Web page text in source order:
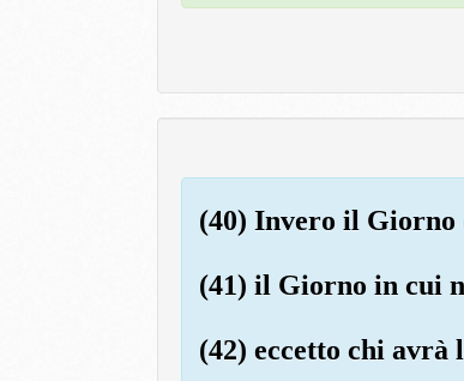
(40) Invero il Giorno
(41) il Giorno in cui
(42) eccetto chi